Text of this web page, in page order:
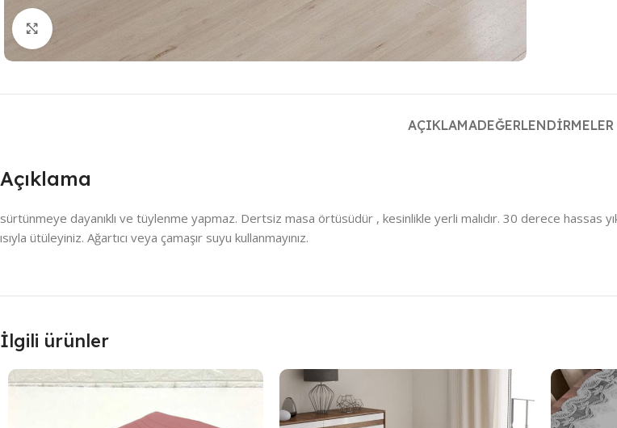
AÇIKLAMA
Açıklama
sürtünmeye dayanıklı ve tüylenme yapmaz. Dertsiz masa örtüsüdür , kesinlikle yerli malıdır. 30 derece hassas
ısıyla ütüleyiniz. Ağartıcı veya çamaşır suyu kullanmayınız.
İlgili ürünler